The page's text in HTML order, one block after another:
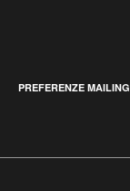
PREFERENZE MAILING